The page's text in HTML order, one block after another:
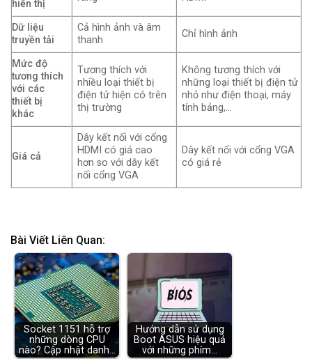
hiển thị
Dữ liệu
truyền tải
Cả hình ảnh và âm
thanh
Chỉ hình ảnh
Mức độ
tương thích
với các
thiết bị
khác
Tương thích với
nhiều loại thiết bị
điện tử hiện có trên
thị trường
Không tương thích với
những loại thiết bị điện tử
nhỏ như điện thoại, máy
tính bảng,…
Giá cả
Dây kết nối với cổng
HDMI có giá cao
hơn so với dây kết
nối cổng VGA
Dây kết nối với cổng VGA
có giá rẻ
Bài Viết Liên Quan:
Socket 1151 hỗ trợ
những dòng CPU
nào? Cập nhật danh…
Hướng dẫn sử dụng
Boot ASUS hiệu quả
với những phím…